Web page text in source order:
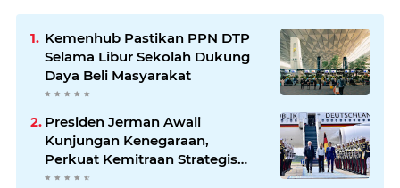
Kemenhub Pastikan PPN DTP
Selama Libur Sekolah Dukung
Daya Beli Masyarakat
Presiden Jerman Awali
Kunjungan Kenegaraan,
Perkuat Kemitraan Strategis
Indonesia–Jerman